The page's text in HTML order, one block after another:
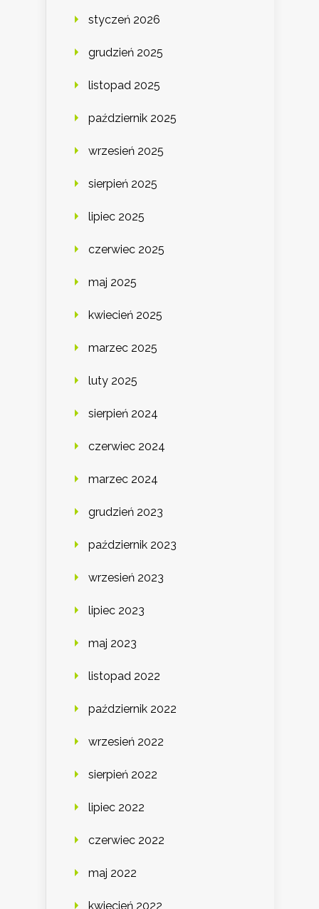
styczeń 2026
grudzień 2025
listopad 2025
październik 2025
wrzesień 2025
sierpień 2025
lipiec 2025
czerwiec 2025
maj 2025
kwiecień 2025
marzec 2025
luty 2025
sierpień 2024
czerwiec 2024
marzec 2024
grudzień 2023
październik 2023
wrzesień 2023
lipiec 2023
maj 2023
listopad 2022
październik 2022
wrzesień 2022
sierpień 2022
lipiec 2022
czerwiec 2022
maj 2022
kwiecień 2022